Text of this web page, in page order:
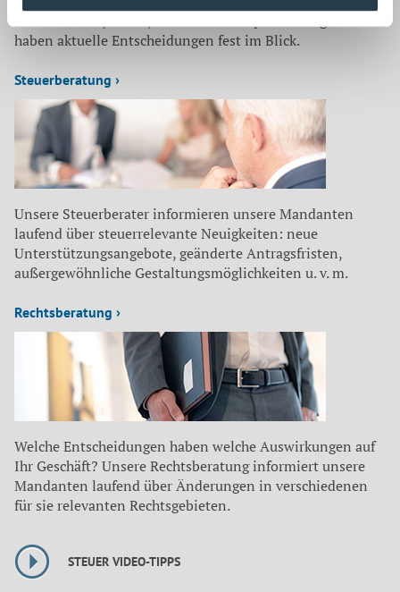
und Kontrollsysteme, achten auf Compliance Regeln und
haben aktuelle Entscheidungen fest im Blick.
Steuerberatung ›
Unsere Steuerberater informieren unsere Mandanten
laufend über steuerrelevante Neuigkeiten: neue
Unterstützungsangebote, geänderte Antragsfristen,
außergewöhnliche Gestaltungsmöglichkeiten u. v. m.
Rechtsberatung ›
Welche Entscheidungen haben welche Auswirkungen auf
Ihr Geschäft? Unsere Rechtsberatung informiert unsere
Mandanten laufend über Änderungen in verschiedenen
für sie relevanten Rechtsgebieten.
STEUER VIDEO-TIPPS